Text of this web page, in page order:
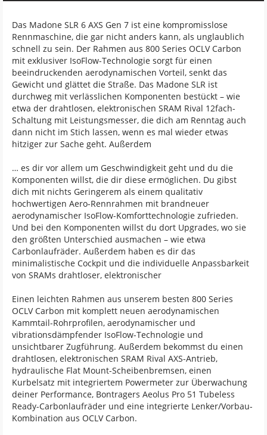
Das Madone SLR 6 AXS Gen 7 ist eine kompromisslose
Rennmaschine, die gar nicht anders kann, als unglaublich
schnell zu sein. Der Rahmen aus 800 Series OCLV Carbon
mit exklusiver IsoFlow-Technologie sorgt für einen
beeindruckenden aerodynamischen Vorteil, senkt das
Gewicht und glättet die Straße. Das Madone SLR ist
durchweg mit verlässlichen Komponenten bestückt – wie
etwa der drahtlosen, elektronischen SRAM Rival 12fach-
Schaltung mit Leistungsmesser, die dich am Renntag auch
dann nicht im Stich lassen, wenn es mal wieder etwas
hitziger zur Sache geht. Außerdem
… es dir vor allem um Geschwindigkeit geht und du die
Komponenten willst, die dir diese ermöglichen. Du gibst
dich mit nichts Geringerem als einem qualitativ
hochwertigen Aero-Rennrahmen mit brandneuer
aerodynamischer IsoFlow-Komforttechnologie zufrieden.
Und bei den Komponenten willst du dort Upgrades, wo sie
den größten Unterschied ausmachen – wie etwa
Carbonlaufräder. Außerdem haben es dir das
minimalistische Cockpit und die individuelle Anpassbarkeit
von SRAMs drahtloser, elektronischer
Einen leichten Rahmen aus unserem besten 800 Series
OCLV Carbon mit komplett neuen aerodynamischen
Kammtail-Rohrprofilen, aerodynamischer und
vibrationsdämpfender IsoFlow-Technologie und
unsichtbarer Zugführung. Außerdem bekommst du einen
drahtlosen, elektronischen SRAM Rival AXS-Antrieb,
hydraulische Flat Mount-Scheibenbremsen, einen
Kurbelsatz mit integriertem Powermeter zur Überwachung
deiner Performance, Bontragers Aeolus Pro 51 Tubeless
Ready-Carbonlaufräder und eine integrierte Lenker/Vorbau-
Kombination aus OCLV Carbon.